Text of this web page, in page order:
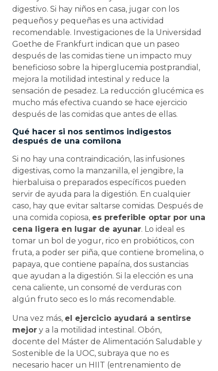
digestivo. Si hay niños en casa, jugar con los
pequeños y pequeñas es una actividad
recomendable. Investigaciones de la Universidad
Goethe de Frankfurt indican que un paseo
después de las comidas tiene un impacto muy
beneficioso sobre la hiperglucemia postprandial,
mejora la motilidad intestinal y reduce la
sensación de pesadez. La reducción glucémica es
mucho más efectiva cuando se hace ejercicio
después de las comidas que antes de ellas.
Qué hacer si nos sentimos indigestos
después de una comilona
Si no hay una contraindicación, las infusiones
digestivas, como la manzanilla, el jengibre, la
hierbaluisa o preparados específicos pueden
servir de ayuda para la digestión. En cualquier
caso, hay que evitar saltarse comidas. Después de
una comida copiosa, es preferible optar por una
cena ligera en lugar de ayunar. Lo ideal es
tomar un bol de yogur, rico en probióticos, con
fruta, a poder ser piña, que contiene bromelina, o
papaya, que contiene papaína, dos sustancias
que ayudan a la digestión. Si la elección es una
cena caliente, un consomé de verduras con
algún fruto seco es lo más recomendable.
Una vez más, el ejercicio ayudará a sentirse
mejor y a la motilidad intestinal. Obón,
docente del Máster de Alimentación Saludable y
Sostenible de la UOC, subraya que no es
necesario hacer un HIIT (entrenamiento de